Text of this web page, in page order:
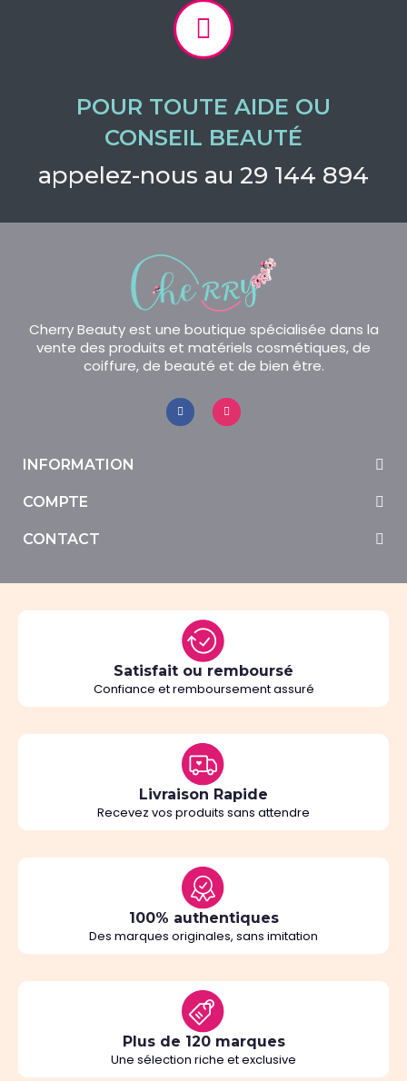
POUR TOUTE AIDE OU
CONSEIL BEAUTÉ
appelez-nous au 29 144 894
Cherry Beauty est une boutique spécialisée dans la
vente des produits et matériels cosmétiques, de
coiffure, de beauté et de bien être.
INFORMATION
COMPTE
CONTACT
Satisfait ou remboursé
Confiance et remboursement assuré
Livraison Rapide
Recevez vos produits sans attendre
100% authentiques
Des marques originales, sans imitation
Plus de 120 marques
Une sélection riche et exclusive